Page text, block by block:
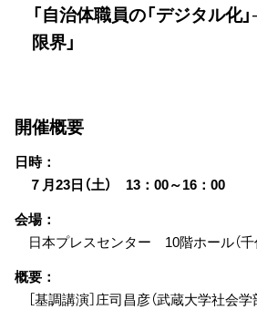
「自治体職員の「デジタル化
限界」
開催概要
日時：
７月23日（土） 13：00～16：00
会場：
日本プレスセンター 10階ホール（千
概要：
［基調講演］庄司昌彦（武蔵大学社会学